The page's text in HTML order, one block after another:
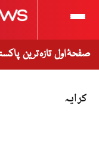
صفحۂ اول تازہ ترین
کرایہ